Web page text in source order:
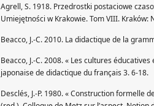
Agrell, S. 1918. Przedrostki postaciowe
Umiejętności w Krakowie. Tom VIII. Kraków:
Beacco, J.-C. 2010. La didactique de la
Beacco, J.-C. 2008. « Les cultures
japonaise de didactique du français 3. 6-18.
Desclés, J.-P. 1980. « Construction formelle